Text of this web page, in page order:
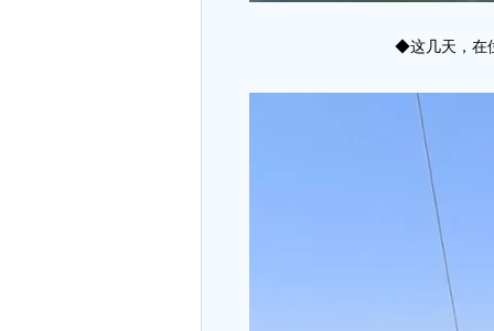
◆这几天，在